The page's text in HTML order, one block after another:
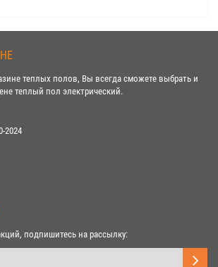
теплых полов, Вы всегда сможете выбрать и
теплый пол электрический.
2024
подпишитесь на рассылку: